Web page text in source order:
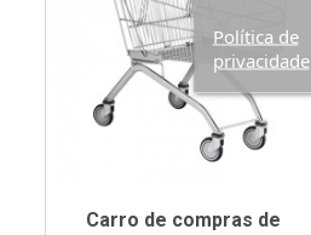
Carro de compras de
Política de
privacidade